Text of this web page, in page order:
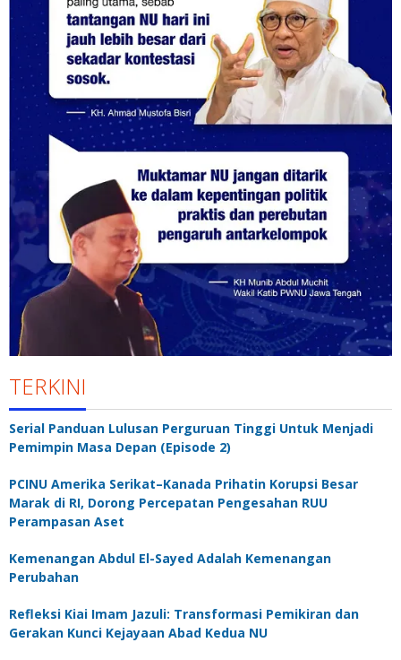
TERKINI
Serial Panduan Lulusan Perguruan Tinggi Untuk Menjadi
Pemimpin Masa Depan (Episode 2)
PCINU Amerika Serikat–Kanada Prihatin Korupsi Besar
Marak di RI, Dorong Percepatan Pengesahan RUU
Perampasan Aset
Kemenangan Abdul El-Sayed Adalah Kemenangan
Perubahan
Refleksi Kiai Imam Jazuli: Transformasi Pemikiran dan
Gerakan Kunci Kejayaan Abad Kedua NU